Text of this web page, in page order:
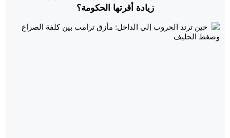
زيادة أقرتها الحكومة؟